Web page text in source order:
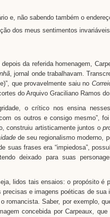
e, não sabendo também o
dos meus sentimentos
da referida homenagem,
, jornal onde trabalhavam.
que provavelmente saiu no
do Arquivo Graciliano Ramos
o crítico nos ensina
os outros e consigo mesmo”,
construiu artisticamente juntos o
de seu regionalismo moderno,
suas frases era “impiedosa”,
deixado para suas
lidos tais ensaios: o propósito é
e imagens poéticas de
romancista. Saber, por exemplo,
concebida por Carpeaux,